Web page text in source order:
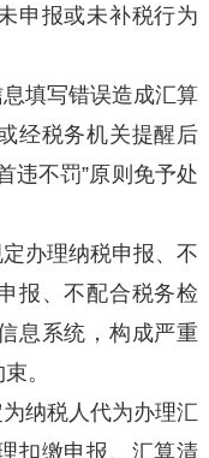
申报或未补税行为
填写错误造成汇算
经税务机关提醒后
违不罚”原则免予处
办理纳税申报、不
报、不配合税务检
息系统，构成严重
。
纳税人代为办理汇
扣缴申报、汇算清